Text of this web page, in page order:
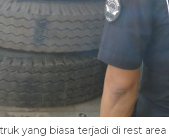
yang biasa terjadi di rest